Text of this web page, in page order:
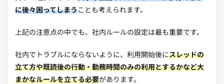
に後々困ってしまうことも考えられます。
上記の注意点の中でも、社内ルールの設定は最も重要です。
社内でトラブルにならないように、利用開始後にスレッドの
立て方や既読後の行動・勤務時間のみの利用とするかなど大
まかなルールを立てる必要があります。